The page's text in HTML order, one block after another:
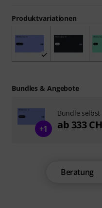
Produktvariationen
Beratung
Bundles & Angebote
+1
Bundle
ab 333